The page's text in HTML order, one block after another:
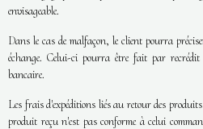
envisageable.
Dans le cas de malfaçon, le client pourra
échange. Celui-ci pourra être fait par
bancaire.
Les frais d'expéditions liés au retour des
produit reçu n'est pas conforme à celui